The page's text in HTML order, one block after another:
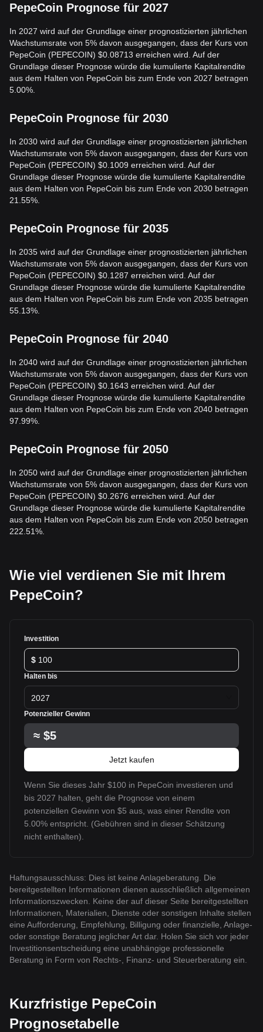
PepeCoin Prognose für 2027
In 2027 wird auf der Grundlage einer prognostizierten jährlichen
Wachstumsrate von 5% davon ausgegangen, dass der Kurs von
PepeCoin (PEPECOIN) $0.08713 erreichen wird. Auf der
Grundlage dieser Prognose würde die kumulierte Kapitalrendite
aus dem Halten von PepeCoin bis zum Ende von 2027 betragen
5.00%.
PepeCoin Prognose für 2030
In 2030 wird auf der Grundlage einer prognostizierten jährlichen
Wachstumsrate von 5% davon ausgegangen, dass der Kurs von
PepeCoin (PEPECOIN) $0.1009 erreichen wird. Auf der
Grundlage dieser Prognose würde die kumulierte Kapitalrendite
aus dem Halten von PepeCoin bis zum Ende von 2030 betragen
21.55%.
PepeCoin Prognose für 2035
In 2035 wird auf der Grundlage einer prognostizierten jährlichen
Wachstumsrate von 5% davon ausgegangen, dass der Kurs von
PepeCoin (PEPECOIN) $0.1287 erreichen wird. Auf der
Grundlage dieser Prognose würde die kumulierte Kapitalrendite
aus dem Halten von PepeCoin bis zum Ende von 2035 betragen
55.13%.
PepeCoin Prognose für 2040
In 2040 wird auf der Grundlage einer prognostizierten jährlichen
Wachstumsrate von 5% davon ausgegangen, dass der Kurs von
PepeCoin (PEPECOIN) $0.1643 erreichen wird. Auf der
Grundlage dieser Prognose würde die kumulierte Kapitalrendite
aus dem Halten von PepeCoin bis zum Ende von 2040 betragen
97.99%.
PepeCoin Prognose für 2050
In 2050 wird auf der Grundlage einer prognostizierten jährlichen
Wachstumsrate von 5% davon ausgegangen, dass der Kurs von
PepeCoin (PEPECOIN) $0.2676 erreichen wird. Auf der
Grundlage dieser Prognose würde die kumulierte Kapitalrendite
aus dem Halten von PepeCoin bis zum Ende von 2050 betragen
222.51%.
Wie viel verdienen Sie mit Ihrem
PepeCoin?
Investition
$
Halten bis
2027
Potenzieller Gewinn
≈ $5
Jetzt kaufen
Wenn Sie dieses Jahr $100 in PepeCoin investieren und
bis 2027 halten, geht die Prognose von einem
potenziellen Gewinn von $5 aus, was einer Rendite von
5.00% entspricht. (Gebühren sind in dieser Schätzung
nicht enthalten).
Haftungsausschluss: Dies ist keine Anlageberatung. Die
bereitgestellten Informationen dienen ausschließlich allgemeinen
Informationszwecken. Keine der auf dieser Seite bereitgestellten
Informationen, Materialien, Dienste oder sonstigen Inhalte stellen
eine Aufforderung, Empfehlung, Billigung oder finanzielle, Anlage-
oder sonstige Beratung jeglicher Art dar. Holen Sie sich vor jeder
Investitionsentscheidung eine unabhängige professionelle
Beratung in Form von Rechts-, Finanz- und Steuerberatung ein.
Kurzfristige PepeCoin
Prognosetabelle